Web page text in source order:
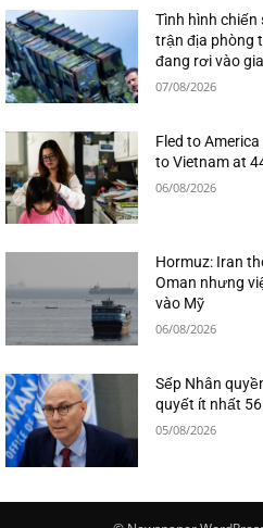
Tình hình chiến
trận địa phòng
đang rơi vào
07/08/2026
Fled to
to Vietnam at
06/08/2026
Hormuz: Iran
Oman nhưng
vào Mỹ
06/08/2026
Sếp Nhân
quyết ít nhất
05/08/2026